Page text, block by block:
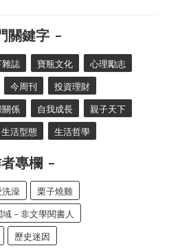
關鍵字
雜誌 寶瓶文化 心理勵志
今周刊 投資理財
關係 自我成長 親子天下
生活型態 生活哲學
專欄
洗澡 栗子燒雞
域－非文學閱書人
歷史迷因